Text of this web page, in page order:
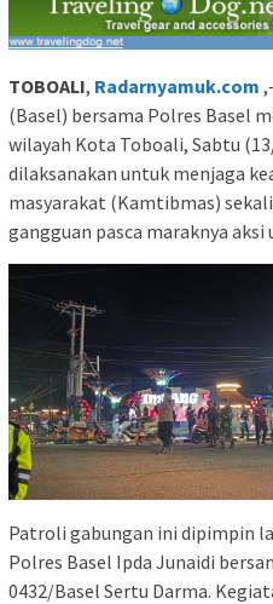
TOBOALI, Radarnyamuk.com
(Basel) bersama Polres Basel
wilayah Kota Toboali, Sabtu
dilaksanakan untuk menjaga
masyarakat (Kamtibmas)
gangguan pasca maraknya aksi
Patroli gabungan ini dipimpin
Polres Basel Ipda Junaidi
0432/Basel Sertu Darma.